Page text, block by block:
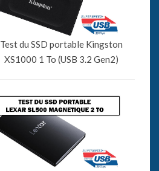
Test du SSD portable Kingston
XS1000 1 To (USB 3.2 Gen2)